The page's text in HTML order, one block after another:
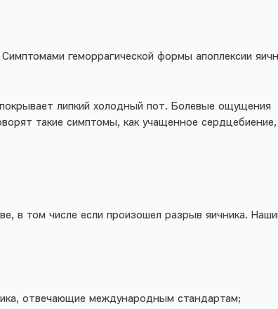
геморрагической формы апоплексии
липкий холодный пот. Болевые ощущения
такие симптомы, как учащенное сердцебиение,
в том числе если произошел разрыв яичника.
отвечающие международным стандартам;